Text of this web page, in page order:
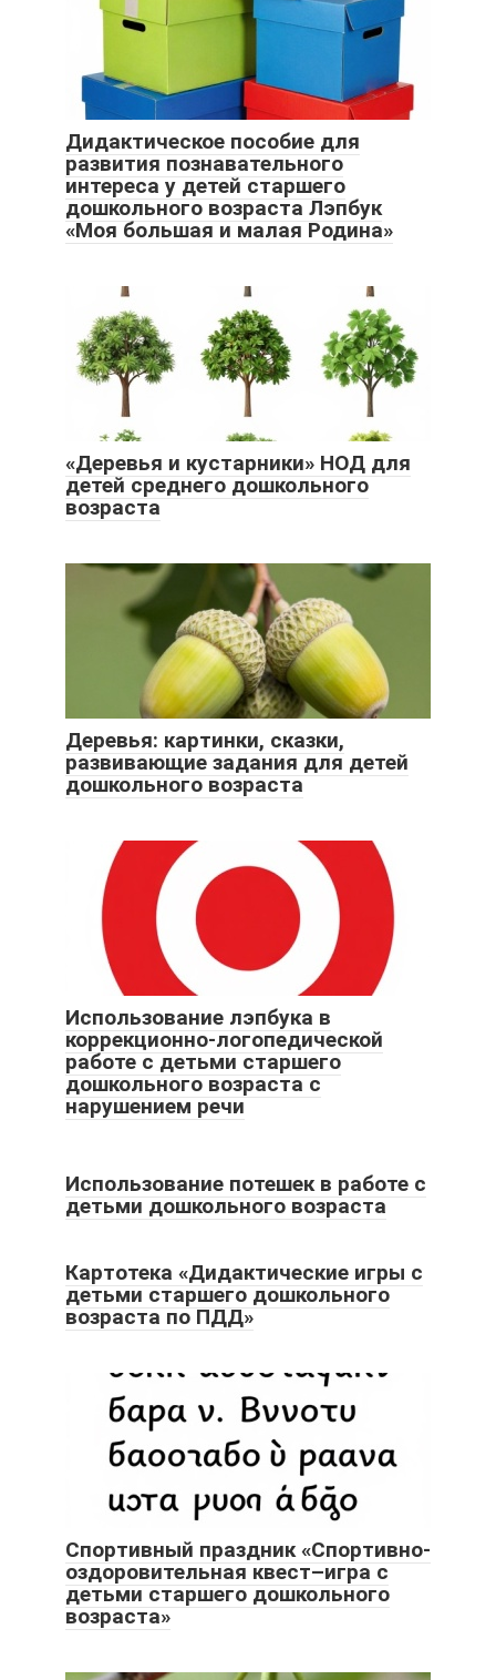
Дидактическое пособие для
развития познавательного
интереса у детей старшего
дошкольного возраста Лэпбук
«Моя большая и малая Родина»
«Деревья и кустарники» НОД для
детей среднего дошкольного
возраста
Деревья: картинки, сказки,
развивающие задания для детей
дошкольного возраста
Использование лэпбука в
коррекционно-логопедической
работе с детьми старшего
дошкольного возраста с
нарушением речи
Использование потешек в работе с
детьми дошкольного возраста
Картотека «Дидактические игры с
детьми старшего дошкольного
возраста по ПДД»
Спортивный праздник «Спортивно-
оздоровительная квест–игра с
детьми старшего дошкольного
возраста»